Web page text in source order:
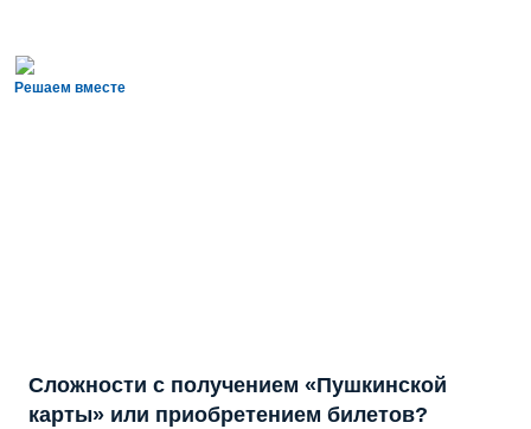
Решаем вместе
Сложности с получением «Пушкинской
карты» или приобретением билетов?